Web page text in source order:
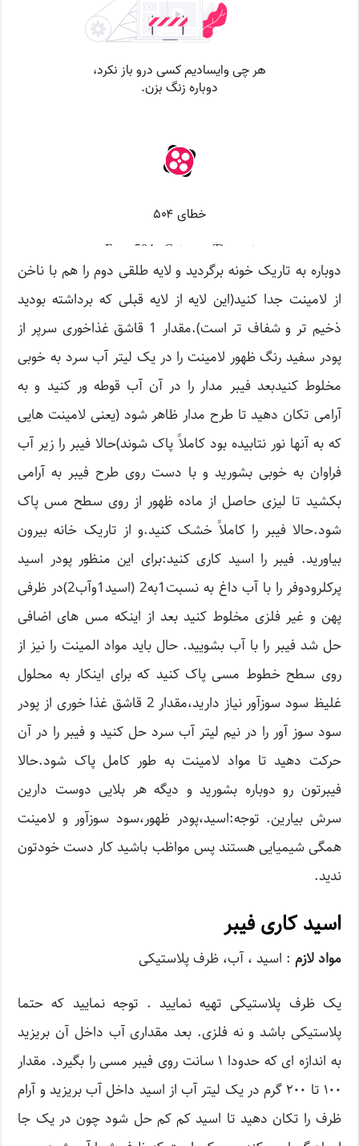
دوباره به تاریک خونه برگردید و لایه طلقی دوم را هم با ناخن
از لامینت جدا کنید(این لایه از لایه قبلی که برداشته بودید
ذخیم تر و شفاف تر است).مقدار 1 قاشق غذاخوری سرپر از
پودر سفید رنگ ظهور لامینت را در یک لیتر آب سرد به خوبی
مخلوط کنیدبعد فیبر مدار را در آن آب قوطه ور کنید و به
آرامی تکان دهید تا طرح مدار ظاهر شود (یعنی لامینت هایی
که به آنها نور نتابیده بود کاملاً پاک شوند)حالا فیبر را زیر آب
فراوان به خوبی بشورید و با دست روی طرح فیبر به آرامی
بکشید تا لیزی حاصل از ماده ظهور از روی سطح مس پاک
شود.حالا فیبر را کاملاً خشک کنید.و از تاریک خانه بیرون
بیاورید. فیبر را اسید کاری کنید:برای این منظور پودر اسید
پرکلرودوفر را با آب داغ به نسبت1به2 (اسید1وآب2)در ظرفی
پهن و غیر فلزی مخلوط کنید بعد از اینکه مس های اضافی
حل شد فیبر را با آب بشویید. حال باید مواد المینت را نیز از
روی سطح خطوط مسی پاک کنید که برای اینکار به محلول
غلیظ سود سوزآور نیاز دارید،مقدار 2 قاشق غذا خوری از پودر
سود سوز آور را در نیم لیتر آب سرد حل کنید و فیبر را در آن
حرکت دهید تا مواد لامینت به طور کامل پاک شود.حالا
فیبرتون رو دوباره بشورید و دیگه هر بلایی دوست دارین
سرش بیارین. توجه:اسید،پودر ظهور،سود سوزآور و لامینت
همگی شیمیایی هستند پس مواظب باشید کار دست خودتون
ندید.
اسید کاری فیبر
مواد لازم : اسید ، آب، ظرف پلاستیکی
یک ظرف پلاستیکی تهیه نمایید . توجه نمایید که حتما
پلاستیکی باشد و نه فلزی. بعد مقداری آب داخل آن بریزید
به اندازه ای که حدودا ۱ سانت روی فیبر مسی را بگیرد. مقدار
۱۰۰ تا ۲۰۰ گرم در یک لیتر آب از اسید داخل آب بریزید و آرام
ظرف را تکان دهید تا اسید کم کم حل شود چون در یک جا